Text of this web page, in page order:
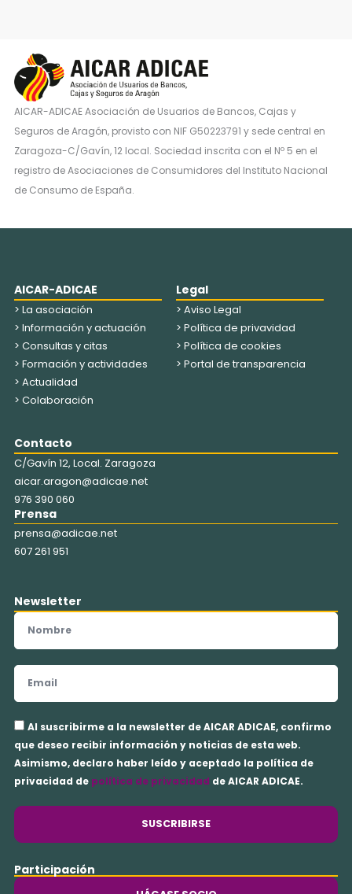
AICAR-ADICAE Asociación de Usuarios de Bancos, Cajas y
Seguros de Aragón, provisto con NIF G50223791 y sede central en
Zaragoza-C/Gavín, 12 local. Sociedad inscrita con el Nº 5 en el
registro de Asociaciones de Consumidores del Instituto Nacional
de Consumo de España.
AICAR-ADICAE
> La asociación
> Información y actuación
> Consultas y citas
> Formación y actividades
> Actualidad
> Colaboración
Legal
> Aviso Legal
> Política de privavidad
> Política de cookies
> Portal de transparencia
Contacto
C/Gavín 12, Local. Zaragoza
aicar.aragon@adicae.net
976 390 060
Prensa
prensa@adicae.net
607 261 951
Newsletter
Nombre
Email
Aceptación
privacidad
Al suscribirme a la newsletter de AICAR ADICAE, confirmo
que deseo recibir información y noticias de esta web.
Asimismo, declaro haber leído y aceptado la política de
privacidad de política de privacidad de AICAR ADICAE.
SUSCRIBIRSE
Participación